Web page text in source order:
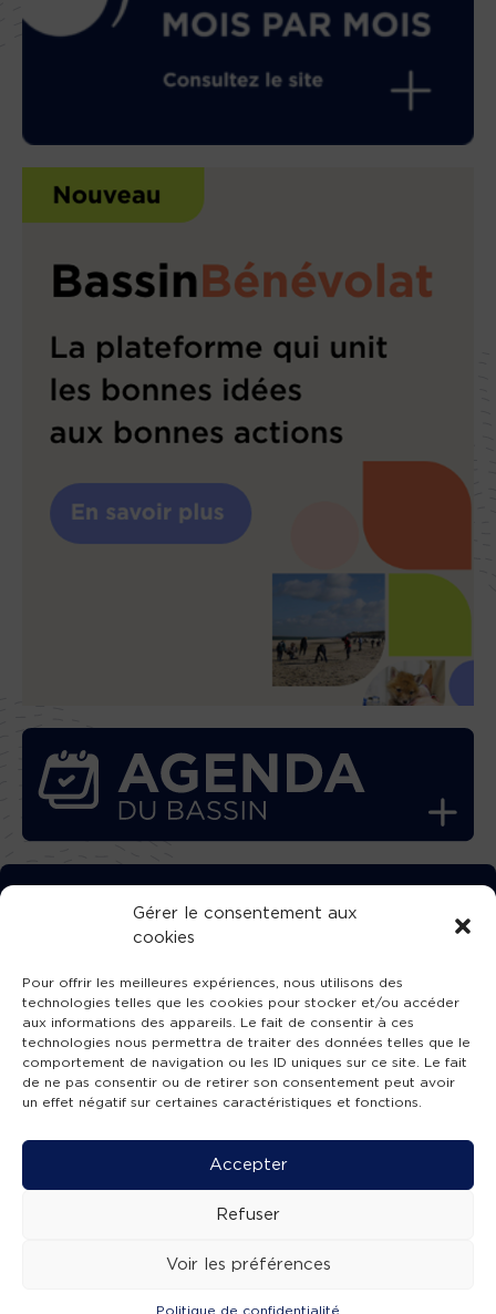
Gérer le consentement aux
cookies
Pour offrir les meilleures expériences, nous utilisons des
technologies telles que les cookies pour stocker et/ou accéder
aux informations des appareils. Le fait de consentir à ces
technologies nous permettra de traiter des données telles que le
comportement de navigation ou les ID uniques sur ce site. Le fait
de ne pas consentir ou de retirer son consentement peut avoir
un effet négatif sur certaines caractéristiques et fonctions.
Accepter
Refuser
Voir les préférences
Politique de confidentialité
TÉLÉCHARGEZ GRATUITEMENT
L’APPLICATION TVBA !
SUIVEZ-NOUS !
Mentions légales-Accessibilité